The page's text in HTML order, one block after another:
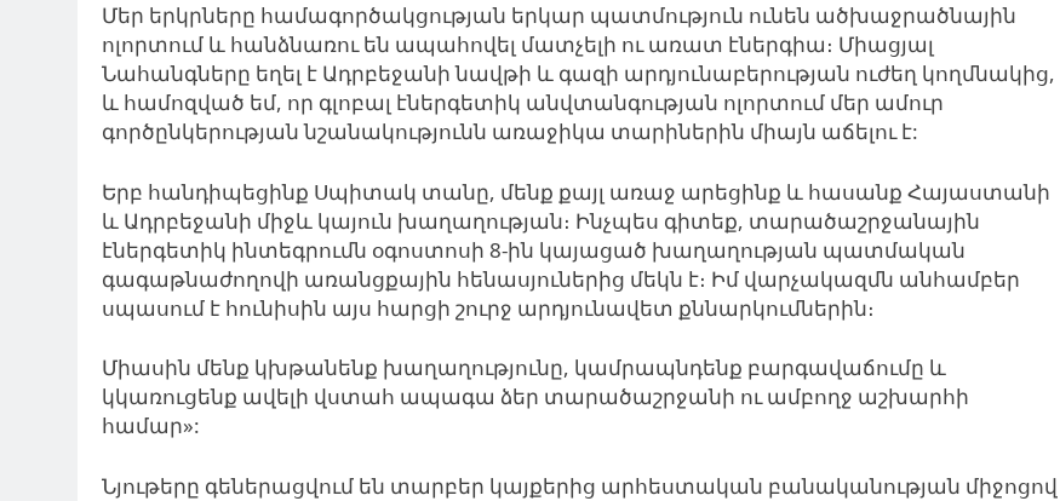
Մեր երկրները համագործակցության երկար պատմություն ունեն ածխաջրածնային
ոլորտում և հանձնառու են ապահովել մատչելի ու առատ էներգիա։ Միացյալ
Նահանգները եղել է Ադրբեջանի նավթի և գազի արդյունաբերության ուժեղ կողմնակից,
և համոզված եմ, որ գլոբալ էներգետիկ անվտանգության ոլորտում մեր ամուր
գործընկերության նշանակությունն առաջիկա տարիներին միայն աճելու է:
Երբ հանդիպեցինք Սպիտակ տանը, մենք քայլ առաջ արեցինք և հասանք Հայաստանի
և Ադրբեջանի միջև կայուն խաղաղության։ Ինչպես գիտեք, տարածաշրջանային
էներգետիկ ինտեգրումն օգոստոսի 8-ին կայացած խաղաղության պատմական
գագաթնաժողովի առանցքային հենասյուներից մեկն է։ Իմ վարչակազմն անհամբեր
սպասում է հունիսին այս հարցի շուրջ արդյունավետ քննարկումներին։
Միասին մենք կխթանենք խաղաղությունը, կամրապնդենք բարգավաճումը և
կկառուցենք ավելի վստահ ապագա ձեր տարածաշրջանի ու ամբողջ աշխարհի
համար»:
Նյութերը գեներացվում են տարբեր կայքերից արհեստական բանականության միջոցով